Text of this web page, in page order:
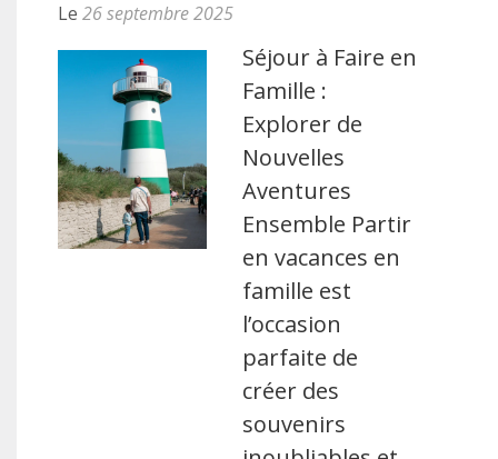
Le 26 septembre 2025
Séjour à Faire en
Famille :
Explorer de
Nouvelles
Aventures
Ensemble Partir
en vacances en
famille est
l’occasion
parfaite de
créer des
souvenirs